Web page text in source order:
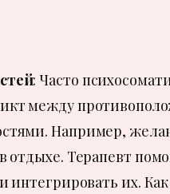
: Часто
между
Например,
отдыхе. Терапевт
интегрировать их.